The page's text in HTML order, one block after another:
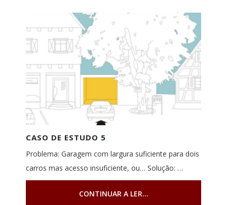
CASO DE ESTUDO 5
Problema: Garagem com largura suficiente para dois
carros mas acesso insuficiente, ou… Solução: …
CONTINUAR A LER...